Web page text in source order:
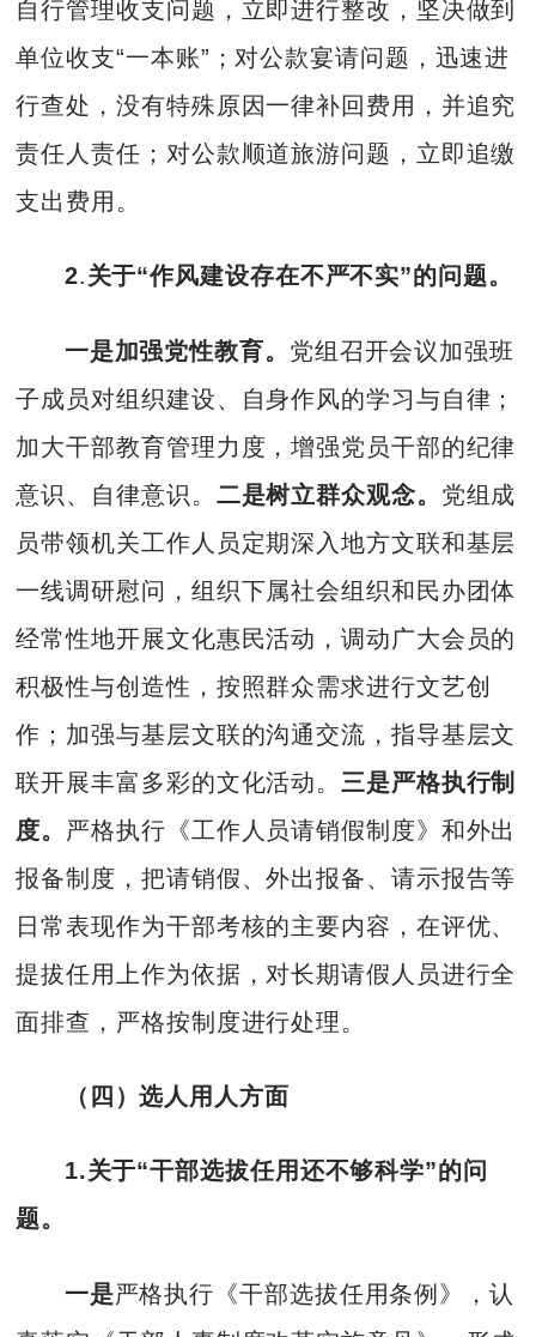
自行管理收支问题，立即进行整改，坚决做到
单位收支“一本账”；对公款宴请问题，迅速进
行查处，没有特殊原因一律补回费用，并追究
责任人责任；对公款顺道旅游问题，立即追缴
支出费用。
2.关于“作风建设存在不严不实”的问题。
一是加强党性教育。 党组召开会议加强班
子成员对组织建设、自身作风的学习与自律；
加大干部教育管理力度，增强党员干部的纪律
意识、自律意识。 二是树立群众观念。 党组成
员带领机关工作人员定期深入地方文联和基层
一线调研慰问，组织下属社会组织和民办团体
经常性地开展文化惠民活动，调动广大会员的
积极性与创造性，按照群众需求进行文艺创
作；加强与基层文联的沟通交流，指导基层文
联开展丰富多彩的文化活动。三是严格执行制
度。 严格执行《工作人员请销假制度》和外出
报备制度，把请销假、外出报备、请示报告等
日常表现作为干部考核的主要内容，在评优、
提拔任用上作为依据，对长期请假人员进行全
面排查，严格按制度进行处理。
（四）选人用人方面
1.关于“干部选拔任用还不够科学”的问
题。
一是严格执行《干部选拔任用条例》，认